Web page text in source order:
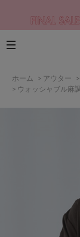
ホーム > アウター >
> ウォッシャブル麻